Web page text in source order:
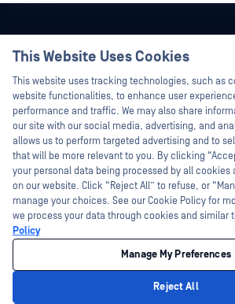
©2026OPSWAT . 保留所有權利。OPSWAT、
MetaAccess、OPSWAT 、Trust no File. Trust No Device.
World's Critical Infrastructure、Deep CDR™ Technology
DFI、RetroHunt、Deep File Inspection 及 Join the Hunt
方商標均為其各自所有者之財產。
您的加州隱私選擇
This Website Uses Cookies
This website uses tracking technologies, such as
website functionalities, to enhance user
performance and traffic. We may also share
our site with our social media, advertising, and
allows us to perform targeted advertising and to
that will be more relevant to you. By clicking
your personal data being processed by all
on our website. Click “Reject All” to refuse, or
manage your choices. See our Cookie Policy for
we process your data through cookies and similar
Policy
Manage My Preferences
Reject All
Hey there!
I'm Ozzy, your OPSWAT
How can I help you
today?